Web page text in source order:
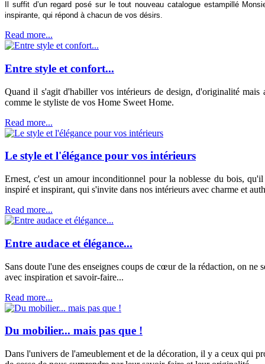
Il suffit d’un regard posé sur le tout nouveau catalogue estampillé
inspirante, qui répond à chacun de vos désirs.
Read more...
Entre style et confort...
Quand il s'agit d'habiller vos intérieurs de design, d'originalité mais
comme le styliste de vos Home Sweet Home.
Read more...
Le style et l'élégance pour vos intérieurs
Ernest, c'est un amour inconditionnel pour la noblesse du bois,
inspiré et inspirant, qui s'invite dans nos intérieurs avec charme et
Read more...
Entre audace et élégance...
Sans doute l'une des enseignes coups de cœur de la rédaction, on ne
avec inspiration et savoir-faire...
Read more...
Du mobilier... mais pas que !
Dans l'univers de l'ameublement et de la décoration, il y a ceux qui